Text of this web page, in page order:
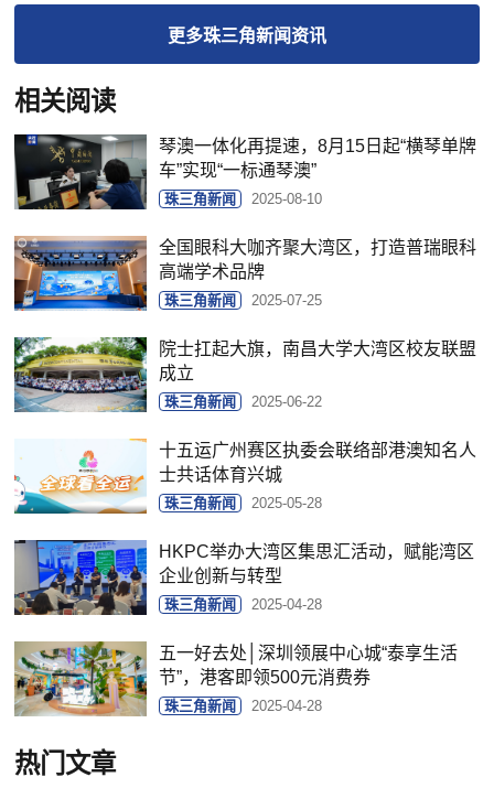
更多珠三角新闻资讯
相关阅读
琴澳一体化再提速，8月15日起“横琴单牌
车”实现“一标通琴澳”
珠三角新闻 2025-08-10
全国眼科大咖齐聚大湾区，打造普瑞眼科
高端学术品牌
珠三角新闻 2025-07-25
院士扛起大旗，南昌大学大湾区校友联盟
成立
珠三角新闻 2025-06-22
十五运广州赛区执委会联络部港澳知名人
士共话体育兴城
珠三角新闻 2025-05-28
HKPC举办大湾区集思汇活动，赋能湾区
企业创新与转型
珠三角新闻 2025-04-28
五一好去处│深圳领展中心城“泰享生活
节”，港客即领500元消费券
珠三角新闻 2025-04-28
热门文章